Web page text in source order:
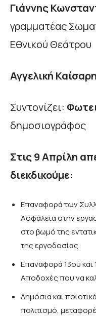
Γιάννης
γραμματέας
Εθνικού Θεάτρου
Αγγελική Καίσαρη
Συντονίζει:
δημοσιογράφος
Στις 9 Απρίλη
διεκδικούμε:
Επαναφορά των
Ασφάλεια στην
στο βωμό της
της εργοδοσίας
Επαναφορά 13ου και
Αποδοχές που να
Δημόσια και
πολιτισμό,